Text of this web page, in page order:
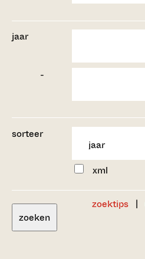
jaar
-
sorteer
xml
zoeken
zoektips |